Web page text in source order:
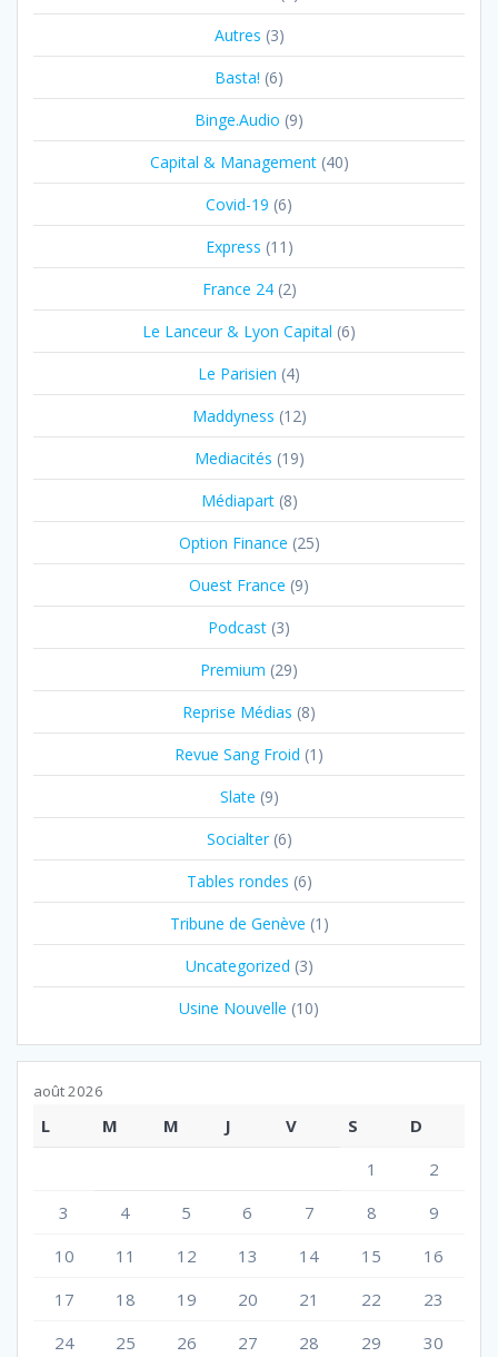
Autres (3)
Basta! (6)
Binge.Audio (9)
Capital & Management(40)
Covid-19 (6)
Express (11)
France 24(2)
Le Lanceur & Lyon Capital (6)
Le Parisien (4)
Maddyness (12)
Mediacités (19)
Médiapart(8)
Option Finance (25)
Ouest France (9)
Podcast (3)
Premium (29)
Reprise Médias (8)
Revue Sang Froid (1)
Slate (9)
Socialter(6)
Tables rondes (6)
Tribune de Genève (1)
Uncategorized (3)
Usine Nouvelle (10)
août 2026
L M M J V S
D
1
2
3
4 5 6 7 8
9
10
11 12 13 14 15
16
17
18 19 20 21 22
23
24
25 26 27 28 29 30